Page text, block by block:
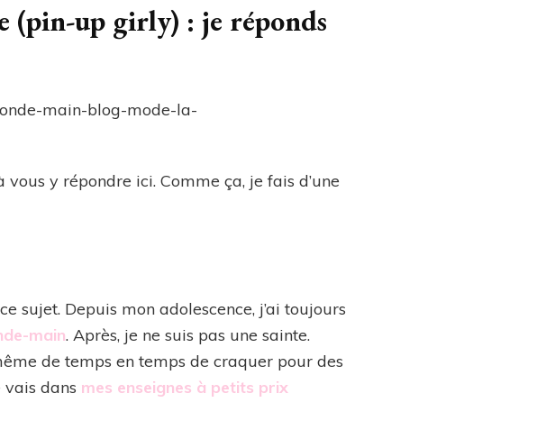
(pin-up girly) : je réponds
y répondre ici. Comme ça, je fais d’une
sujet. Depuis mon adolescence, j’ai toujours
main. Après, je ne suis pas une sainte.
de temps en temps de craquer pour des
vais dans mes enseignes à petits prix